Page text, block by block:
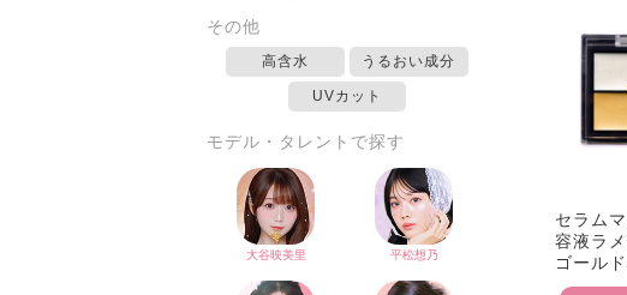
その他
高含水 うるおい成分
UVカット
モデル・タレントで探す
セラム
容液ラ
ゴール